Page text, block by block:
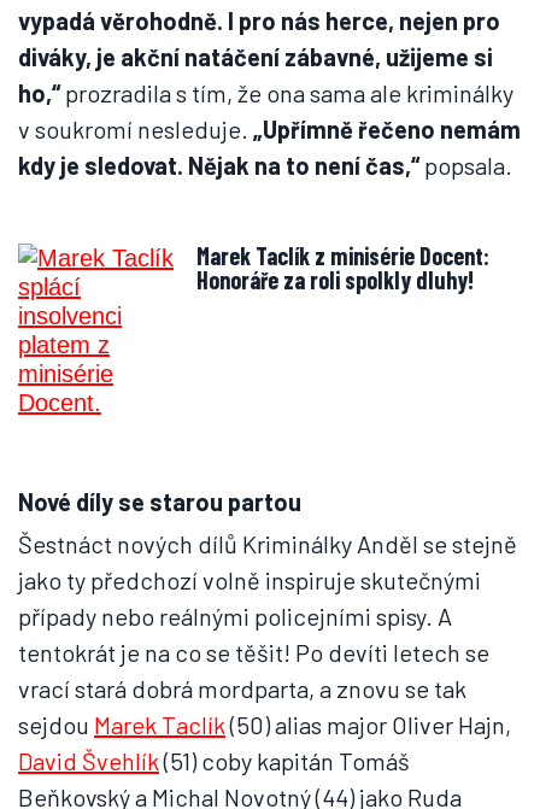
vypadá věrohodně. I pro nás herce, nejen pro
diváky, je akční natáčení zábavné, užijeme si
ho,“prozradila s tím, že ona sama ale kriminálky
v soukromí nesleduje. „Upřímně řečeno nemám
kdy je sledovat. Nějak na to není čas,“popsala.
Marek Taclík z minisérie Docent:
Honoráře za roli spolkly dluhy!
Nové díly se starou partou
Šestnáct nových dílů Kriminálky Anděl se stejně
jako ty předchozí volně inspiruje skutečnými
případy nebo reálnými policejními spisy. A
tentokrát je na co se těšit! Po devíti letech se
vrací stará dobrá mordparta, a znovu se tak
sejdou Marek Taclík(50) alias major Oliver Hajn,
David Švehlík(51) coby kapitán Tomáš
Beňkovský a Michal Novotný (44) jako Ruda